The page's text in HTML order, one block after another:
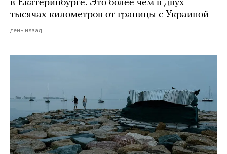
в Екатеринбурге. Это более чем в двух
тысячах километров от границы с Украиной
день назад